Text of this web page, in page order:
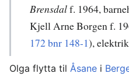
Brensdalf. 1964,
Kjell Arne Borgen f.
172 bnr 148-1),
Olga flytta til Åsane i